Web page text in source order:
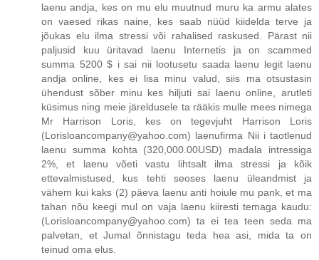
laenu andja, kes on mu elu muutnud muru ka armu alates
on vaesed rikas naine, kes saab nüüd kiidelda terve ja
jõukas elu ilma stressi või rahalised raskused. Pärast nii
paljusid kuu üritavad laenu Internetis ja on scammed
summa 5200 $ i sai nii lootusetu saada laenu legit laenu
andja online, kes ei lisa minu valud, siis ma otsustasin
ühendust sõber minu kes hiljuti sai laenu online, arutleti
küsimus ning meie järeldusele ta rääkis mulle mees nimega
Mr Harrison Loris, kes on tegevjuht Harrison Loris
(Lorisloancompany@yahoo.com) laenufirma Nii i taotlenud
laenu summa kohta (320,000.00USD) madala intressiga
2%, et laenu võeti vastu lihtsalt ilma stressi ja kõik
ettevalmistused, kus tehti seoses laenu üleandmist ja
vähem kui kaks (2) päeva laenu anti hoiule mu pank, et ma
tahan nõu keegi mul on vaja laenu kiiresti temaga kaudu:
(Lorisloancompany@yahoo.com) ta ei tea teen seda ma
palvetan, et Jumal õnnistagu teda hea asi, mida ta on
teinud oma elus.